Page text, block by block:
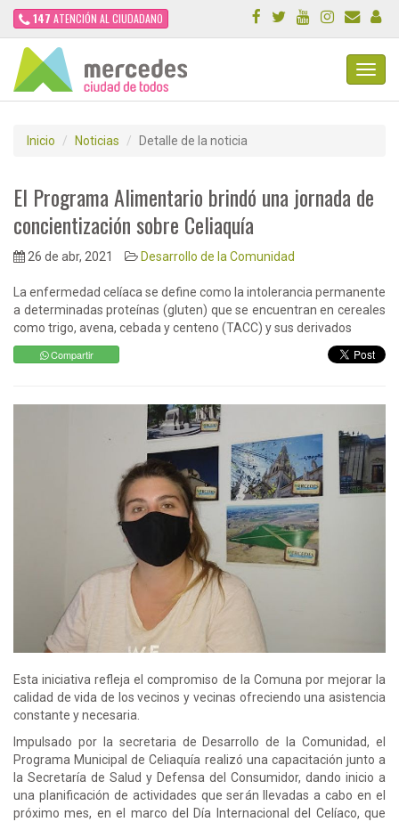
147 ATENCIÓN AL CIUDADANO
Inicio Noticias Detalle de la noticia
El Programa Alimentario brindó una jornada de
concientización sobre Celiaquía
26 de abr, 2021 Desarrollo de la Comunidad
La enfermedad celíaca se define como la intolerancia permanente
a determinadas proteínas (gluten) que se encuentran en cereales
como trigo, avena, cebada y centeno (TACC) y sus derivados
Compartir
Esta iniciativa refleja el compromiso de la Comuna por mejorar la
calidad de vida de los vecinos y vecinas ofreciendo una asistencia
constante y necesaria.
Impulsado por la secretaria de Desarrollo de la Comunidad, el
Programa Municipal de Celiaquía realizó una capacitación junto a
la Secretaría de Salud y Defensa del Consumidor, dando inicio a
una planificación de actividades que serán llevadas a cabo en el
próximo mes, en el marco del Día Internacional del Celíaco, que